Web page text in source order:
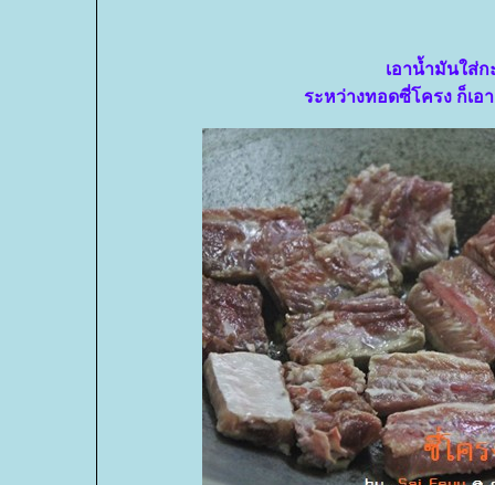
เอาน้ำมันใส่ก
ระหว่างทอดซี่โครง ก็เอ